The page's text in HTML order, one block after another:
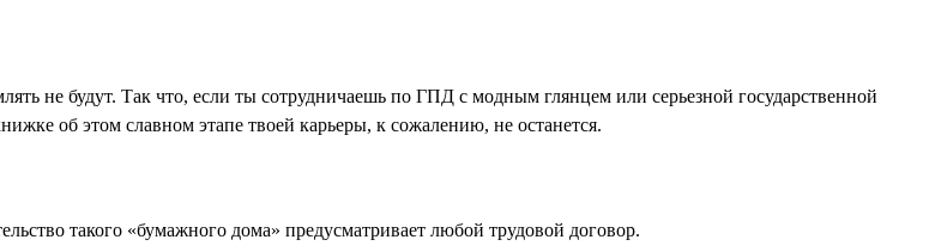
не будут. Так что, если ты сотрудничаешь по ГПД с модным глянцем или серьезной государственной
об этом славном этапе твоей карьеры, к сожалению, не останется.
такого «бумажного дома» предусматривает любой трудовой договор.